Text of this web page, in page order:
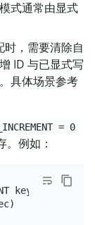
式通常由显式
时，需要清除自
ID 与已显式写
具体场景参考
= 0
。例如：
key)